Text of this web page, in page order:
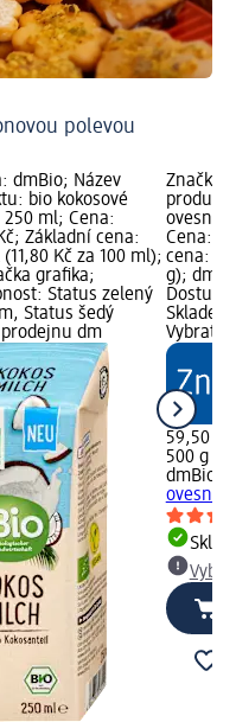
polevou
dmBio; Název
bio kokosové
250 ml; Cena:
Základní cena:
Kč za 100 ml);
grafika;
Status zelený
Status šedý
dm
Značka:
ovesná
Cena:
cena:
g); dm
Vybrat
59,50 Kč
500 g
dmBio
ovesná